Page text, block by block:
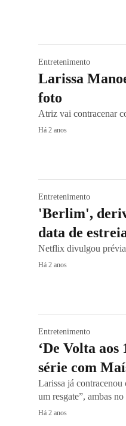
Entretenimento
Larissa
foto
Atriz vai contracenar
Há 2 anos
Entretenimento
'Berlim',
data de
Netflix divulgou
Há 2 anos
Entretenimento
‘De Volta
série com
Larissa já contracenou
um resgate”, ambas
Há 2 anos